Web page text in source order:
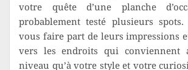
votre quête d’une planche
probablement testé plusieurs
vous faire part de leurs impressions
vers les endroits qui conviennent
niveau qu’à votre style et votre